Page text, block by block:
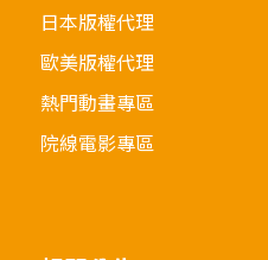
日本版權代理
歐美版權代理
熱門動畫專區
院線電影專區